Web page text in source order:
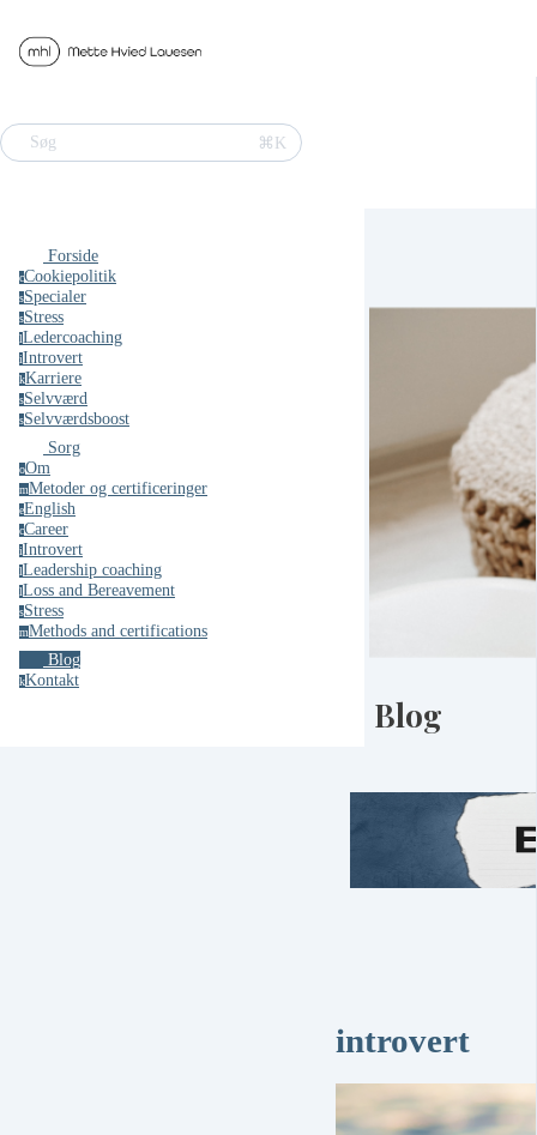
Søg ⌘K
Forside
cCookiepolitik
sSpecialer
sStress
lLedercoaching
iIntrovert
kKarriere
sSelvværd
sSelvværdsboost
Sorg
oOm
mMetoder og certificeringer
eEnglish
cCareer
iIntrovert
lLeadership coaching
lLoss and Bereavement
sStress
mMethods and certifications
Blog
kKontakt
Blog
introvert